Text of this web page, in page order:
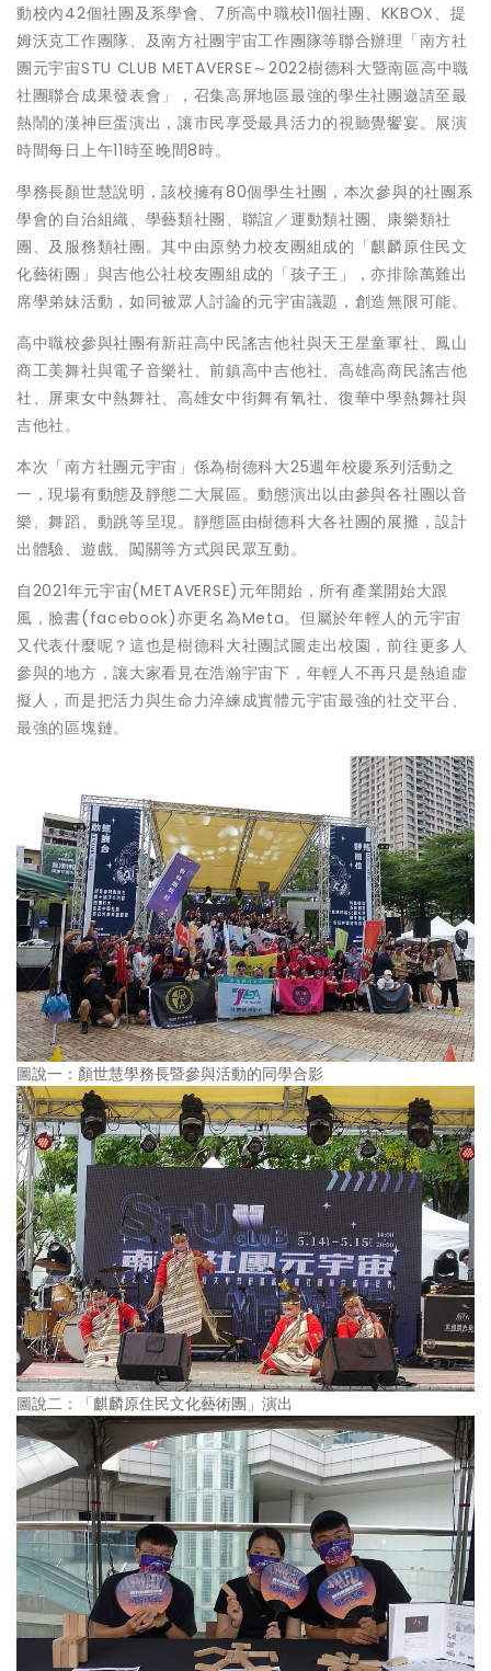
動校內42個社團及系學會、7所高中職校11個社團、KKBOX、提
姆沃克工作團隊、及南方社團宇宙工作團隊等聯合辦理「南方社
團元宇宙STU CLUB METAVERSE～2022樹德科大暨南區高中職
社團聯合成果發表會」，召集高屏地區最強的學生社團邀請至最
熱鬧的漢神巨蛋演出，讓市民享受最具活力的視聽覺饗宴。展演
時間每日上午11時至晚間8時。
學務長顏世慧說明，該校擁有80個學生社團，本次參與的社團系
學會的自治組織、學藝類社團、聯誼／運動類社團、康樂類社
團、及服務類社團。其中由原勢力校友團組成的「麒麟原住民文
化藝術團」與吉他公社校友團組成的「孩子王」，亦排除萬難出
席學弟妹活動，如同被眾人討論的元宇宙議題，創造無限可能。
高中職校參與社團有新莊高中民謠吉他社與天王星童軍社、鳳山
商工美舞社與電子音樂社、前鎮高中吉他社、高雄高商民謠吉他
社、屏東女中熱舞社、高雄女中街舞有氧社、復華中學熱舞社與
吉他社。
本次「南方社團元宇宙」係為樹德科大25週年校慶系列活動之
一，現場有動態及靜態二大展區。動態演出以由參與各社團以音
樂、舞蹈、動跳等呈現。靜態區由樹德科大各社團的展攤，設計
出體驗、遊戲、闖關等方式與民眾互動。
自2021年元宇宙(METAVERSE)元年開始，所有產業開始大跟
風，臉書(facebook)亦更名為Meta。但屬於年輕人的元宇宙
又代表什麼呢？這也是樹德科大社團試圖走出校園，前往更多人
參與的地方，讓大家看見在浩瀚宇宙下，年輕人不再只是熱追虛
擬人，而是把活力與生命力淬練成實體元宇宙最強的社交平台、
最強的區塊鏈。
圖說一：顏世慧學務長暨參與活動的同學合影
圖說二：「麒麟原住民文化藝術團」演出